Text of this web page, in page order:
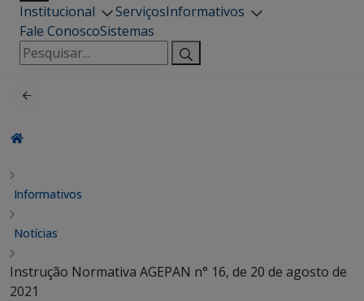
Institucional ServiçosInformativos
Fale ConoscoSistemas
Pesquisar
por:
Informativos
Notícias
Instrução Normativa AGEPAN n° 16, de 20 de agosto de
2021